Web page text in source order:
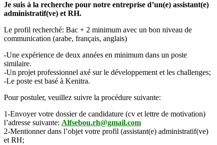
Je suis à la recherche pour notre entreprise d’un(e) assistant(e)
administratif(ve) et RH.
Le profil recherché: Bac + 2 minimum avec un bon niveau de
communication (arabe, français, anglais)
-Une expérience de deux années en minimum dans un poste
similaire.
-Un projet professionnel axé sur le développement et les challenges;
-Le poste est basé à Kenitra.
Pour postuler, veuillez suivre la procédure suivante:
1-Envoyer votre dossier de candidature (cv et lettre de motivation)
l’adresse suivante: Alfsebou.rh@gmail.com
2-Mentionner dans l’objet votre profil (assistant(e) administratif(ve)
et RH;